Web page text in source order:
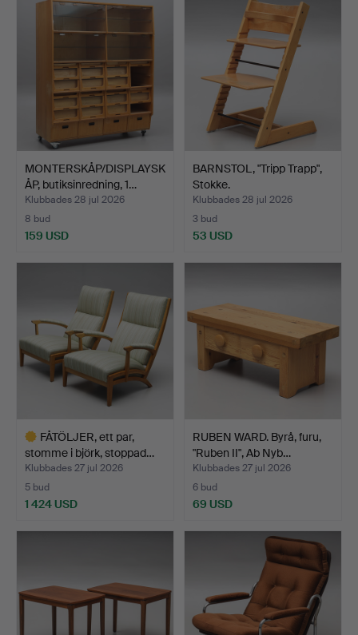
MONTERSKÅP/DISPLAYSK
ÅP, butiksinredning, 1…
Klubbades 28 jul 2026
8 bud
159 USD
BARNSTOL, "Tripp Trapp",
Stokke.
Klubbades 28 jul 2026
3 bud
53 USD
FÅTÖLJER, ett par,
stomme i björk, stoppad…
Klubbades 27 jul 2026
5 bud
1 424 USD
RUBEN WARD. Byrå, furu,
"Ruben II", Ab Nyb…
Klubbades 27 jul 2026
6 bud
69 USD